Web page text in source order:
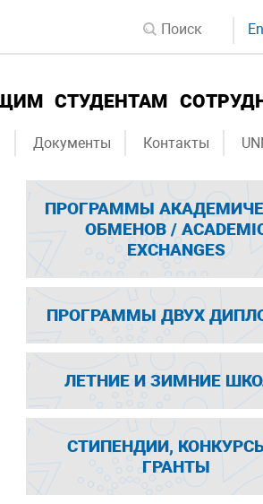
СТУДЕНТАМ
Документы Контакты
ПРОГРАММЫ
ОБМЕНОВ /
EXCHANGES
ПРОГРАММЫ ДВУХ
ЛЕТНИЕ И ЗИМНИЕ
СТИПЕНДИИ,
ГРАНТЫ